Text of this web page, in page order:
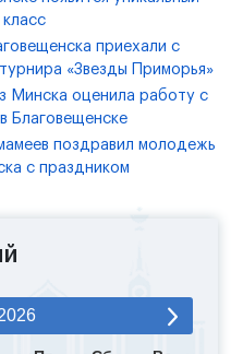
приехали с
«Звезды Приморья»
Минска оценила работу с
Благовещенске
поздравил молодежь
с праздником